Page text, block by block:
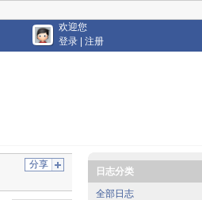
欢迎您
登录
注册
分享
日志分类
全部日志